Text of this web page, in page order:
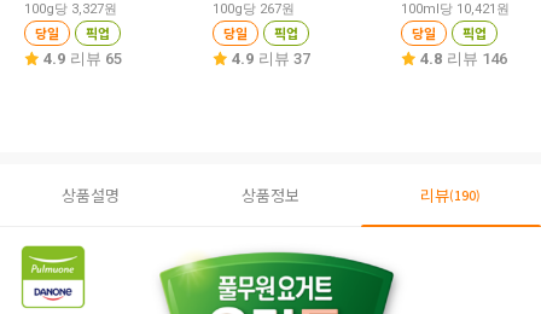
100g당 3,327원
당일 픽업
4.9 리뷰 65
100g당 267원
당일 픽업
4.9 리뷰 37
100ml당 10,421원
당일 픽업
4.8 리뷰 146
상품설명 상품정보 리뷰(190)